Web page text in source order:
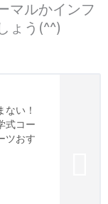
マルかインフ
ょう(^^)
い！
式コー
ツおす